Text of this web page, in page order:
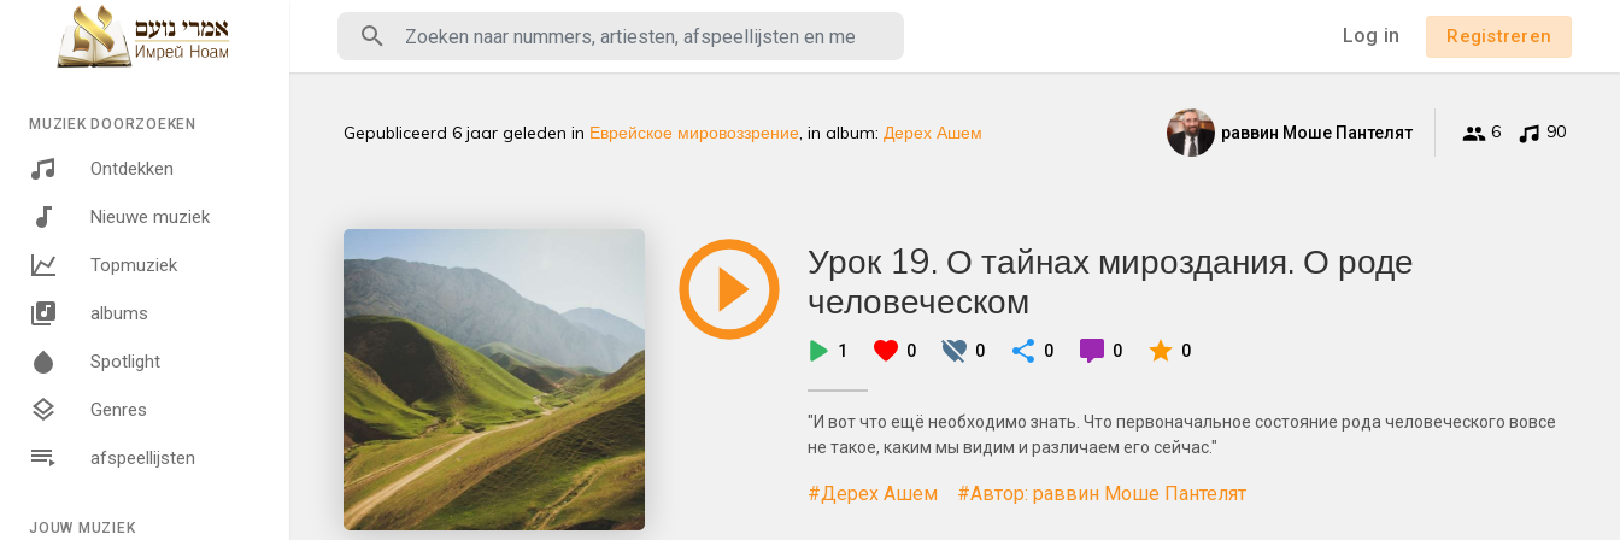
MUZIEK DOORZOEKEN
Ontdekken
Nieuwe muziek
Topmuziek
albums
Spotlight
Genres
afspeellijsten
JOUW MUZIEK
Log in Registreren
Gepubliceerd 6 jaar geleden in Еврейское мировоззрение , in album: Дерех Ашем раввин Моше Пантелят 6 90
Урок 19. О тайнах мироздания. О роде
человеческом
1 0 0 0 0 0
"И вот что ещё необходимо знать. Что первоначальное состояние рода человеческого вовсе
не такое, каким мы видим и различаем его сейчас."
#Дерех Ашем #Автор: раввин Моше Пантелят